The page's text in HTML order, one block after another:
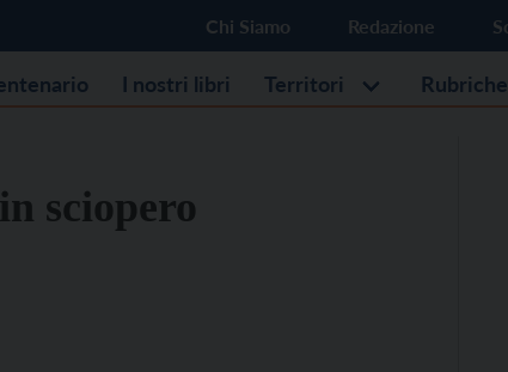
Chi Siamo Redazione
I nostri libri Territori Rubriche
sciopero